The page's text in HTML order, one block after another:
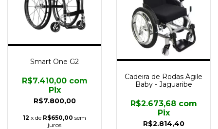
Smart One G2
R$7.800,00
R$7.410,00 com
Pix
12 x de R$650,00 sem
juros
Cadeira de Rodas Ágile
Baby - Jaguaribe
R$2.814,40
R$2.673,68 com
Pix